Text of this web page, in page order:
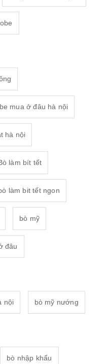
mua ở đâu hà nội
hà nội
làm bít tết
làm bit tết ngon
bò mỹ
đâu
nội bò mỹ nướng
bò nhập khẩu